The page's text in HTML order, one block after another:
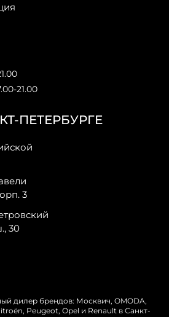
ПЕТЕРБУРГЕ
3
30
21.00
дилер брендов: Москвич, OMODA,
Peugeot, Opel и Renault в Санкт-